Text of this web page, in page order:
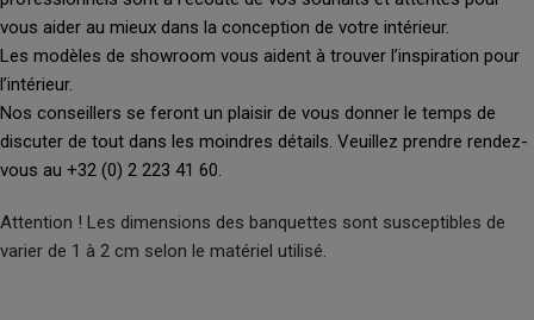
vous aider au mieux dans la conception de votre intérieur.
Les modèles de showroom vous aident à trouver l’inspiration pour
l’intérieur.
Nos conseillers se feront un plaisir de vous donner le temps de
discuter de tout dans les moindres détails. Veuillez prendre rendez-
vous au +32 (0) 2 223 41 60.
Attention ! Les dimensions des banquettes sont susceptibles de
varier de 1 à 2 cm selon le matériel utilisé.